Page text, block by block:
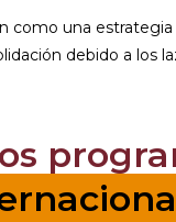
una
debido a los